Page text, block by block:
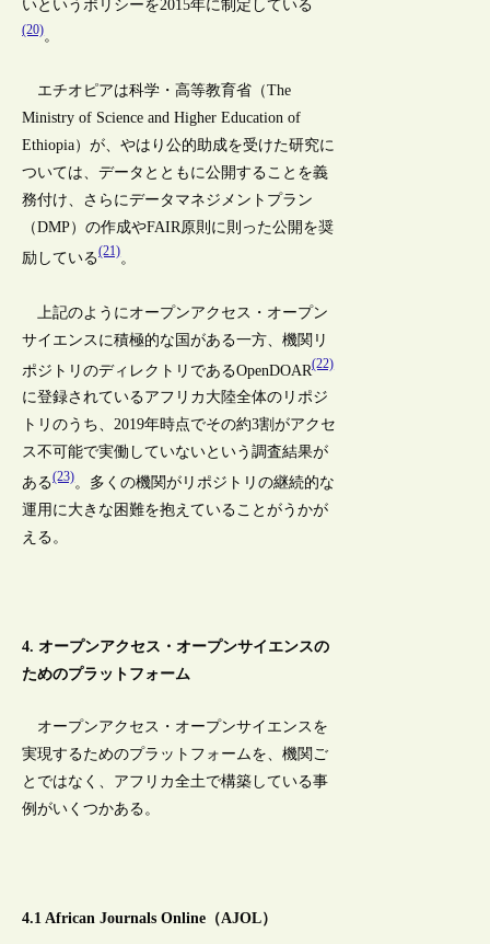
いというポリシーを2015年に制定している
(20)。
エチオピアは科学・高等教育省（The
Ministry of Science and Higher Education of
Ethiopia）が、やはり公的助成を受けた研究に
ついては、データとともに公開することを義
務付け、さらにデータマネジメントプラン
（DMP）の作成やFAIR原則に則った公開を奨
励している(21)。
上記のようにオープンアクセス・オープン
サイエンスに積極的な国がある一方、機関リ
ポジトリのディレクトリであるOpenDOAR(22)
に登録されているアフリカ大陸全体のリポジ
トリのうち、2019年時点でその約3割がアクセ
ス不可能で実働していないという調査結果が
ある(23)。多くの機関がリポジトリの継続的な
運用に大きな困難を抱えていることがうかが
える。
4. オープンアクセス・オープンサイエンスの
ためのプラットフォーム
オープンアクセス・オープンサイエンスを
実現するためのプラットフォームを、機関ご
とではなく、アフリカ全土で構築している事
例がいくつかある。
4.1 African Journals Online（AJOL）